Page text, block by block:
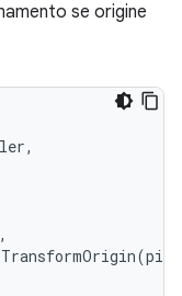
se origine
,
,
TransformOrigin(